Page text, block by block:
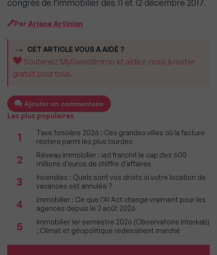
congrès de l’immobilier des 11 et 12 décembre 2017.
Par Ariane Artinian
CET ARTICLE VOUS A AIDÉ ?
Soutenez MySweetImmo et aidez-nous à rester
gratuit pour tous.
Ajouter un commentaire
Les plus populaires
1
Taxe foncière 2026 : Ces grandes villes où la facture
restera parmi les plus lourdes
2
Réseau immobilier : iad franchit le cap des 600
millions d'euros de chiffre d'affaires
3
Incendies : Quels sont vos droits si votre location de
vacances est annulée ?
4
Immobilier : Ce que l’AI Act change vraiment pour les
agences depuis le 2 août 2026
5
Immobilier 1er semestre 2026 (Observatoire Interkab)
: Climat et géopolitique redessinent marché